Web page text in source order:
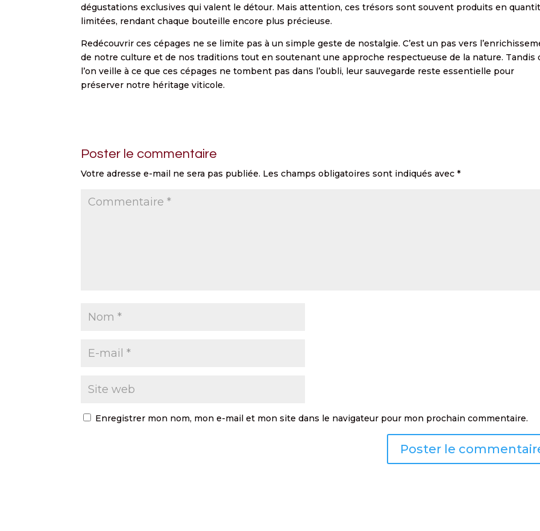
dégustations exclusives qui valent le détour. Mais attention, ces trésors sont souvent produits en
limitées, rendant chaque bouteille encore plus précieuse.
Redécouvrir ces cépages ne se limite pas à un simple geste de nostalgie. C’est un pas vers
de notre culture et de nos traditions tout en soutenant une approche respectueuse de la nature. Tandis
l’on veille à ce que ces cépages ne tombent pas dans l’oubli, leur sauvegarde reste essentielle pour
préserver notre héritage viticole.
Poster le commentaire
Votre adresse e-mail ne sera pas publiée. Les champs obligatoires sont indiqués avec*
Enregistrer mon nom, mon e-mail et mon site dans le navigateur pour mon prochain commentaire.